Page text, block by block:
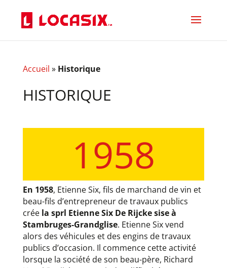
Accueil » Historique
HISTORIQUE
1958
En 1958, Etienne Six, fils de marchand de vin et
beau-fils d’entrepreneur de travaux publics
crée la sprl Etienne Six De Rijcke sise à
Stambruges-Grandglise. Etienne Six vend
alors des véhicules et des engins de travaux
publics d’occasion. Il commence cette activité
lorsque la société de son beau-père, Richard